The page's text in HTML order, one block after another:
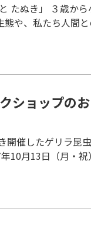
たぬき」 ３歳か
や、私たち人間と
ショップの
開催したゲリラ昆
10月13日（月・